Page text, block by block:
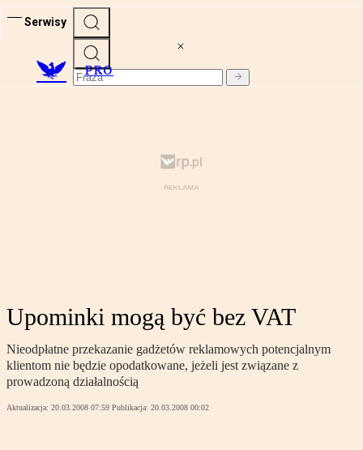
Serwisy
PRO
Upominki mogą być bez VAT
Nieodpłatne przekazanie gadżetów reklamowych potencjalnym
klientom nie będzie opodatkowane, jeżeli jest związane z
prowadzoną działalnością
Aktualizacja: 20.03.2008 07:59 Publikacja: 20.03.2008 00:02